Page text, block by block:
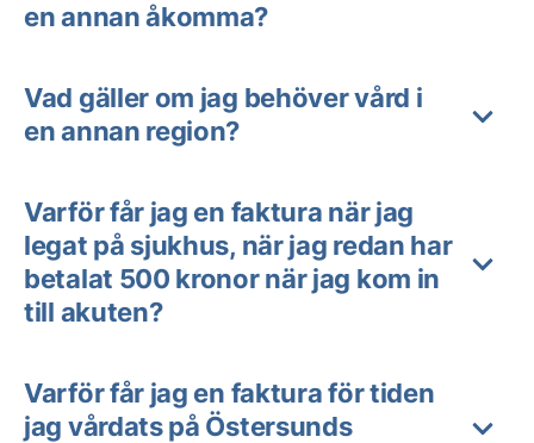
en annan åkomma?
Vad gäller om jag behöver vård i
en annan region?
Varför får jag en faktura när jag
legat på sjukhus, när jag redan har
betalat 500 kronor när jag kom in
till akuten?
Varför får jag en faktura för tiden
jag vårdats på Östersunds